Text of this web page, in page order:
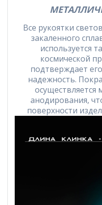
Все рукоятки
закаленного
используется
космической
подтверждает
надежность.
осуществляется
анодирования,
поверхности